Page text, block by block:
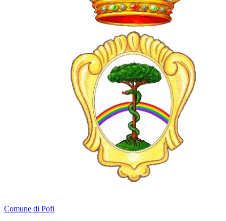
Comune di Pofi